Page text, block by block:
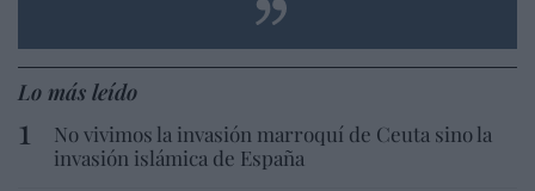
Lo más leído
No vivimos la invasión marroquí de Ceuta sino la
invasión islámica de España